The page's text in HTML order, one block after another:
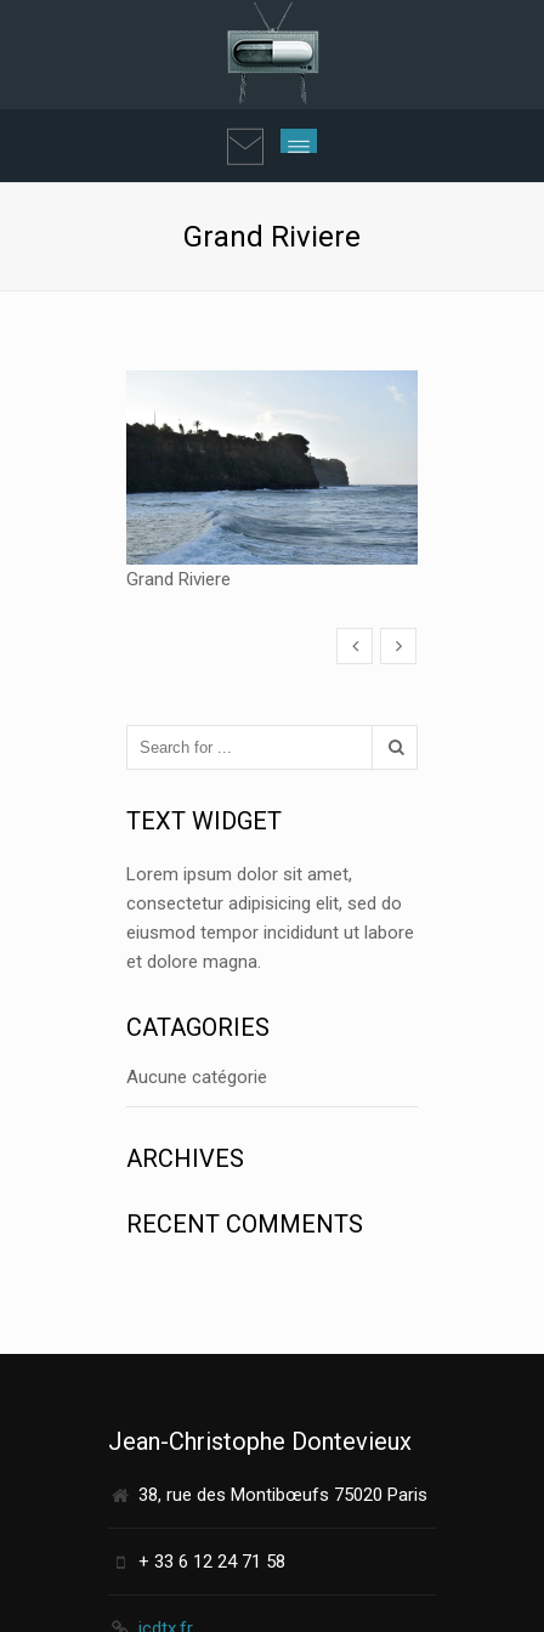
Grand Riviere
Grand Riviere
TEXT WIDGET
Lorem ipsum dolor sit amet,
consectetur adipisicing elit, sed do
eiusmod tempor incididunt ut labore
et dolore magna.
CATAGORIES
Aucune catégorie
ARCHIVES
RECENT COMMENTS
Jean-Christophe Dontevieux
38, rue des Montibœufs 75020 Paris
+ 33 6 12 24 71 58